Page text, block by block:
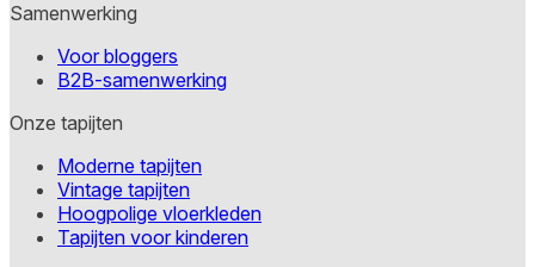
Samenwerking
Voor bloggers
B2B-samenwerking
Onze tapijten
Moderne tapijten
Vintage tapijten
Hoogpolige vloerkleden
Tapijten voor kinderen